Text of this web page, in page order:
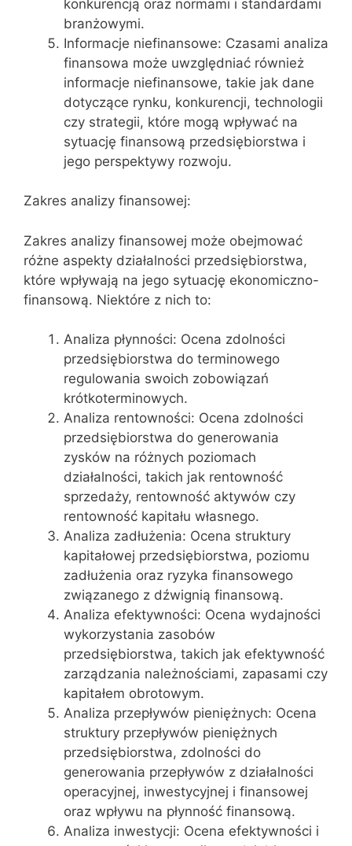
konkurencją oraz normami i standardami
branżowymi.
Informacje niefinansowe: Czasami analiza
finansowa może uwzględniać również
informacje niefinansowe, takie jak dane
dotyczące rynku, konkurencji, technologii
czy strategii, które mogą wpływać na
sytuację finansową przedsiębiorstwa i
jego perspektywy rozwoju.
Zakres analizy finansowej:
Zakres analizy finansowej może obejmować
różne aspekty działalności przedsiębiorstwa,
które wpływają na jego sytuację ekonomiczno-
finansową. Niektóre z nich to:
Analiza płynności: Ocena zdolności
przedsiębiorstwa do terminowego
regulowania swoich zobowiązań
krótkoterminowych.
Analiza rentowności: Ocena zdolności
przedsiębiorstwa do generowania
zysków na różnych poziomach
działalności, takich jak rentowność
sprzedaży, rentowność aktywów czy
rentowność kapitału własnego.
Analiza zadłużenia: Ocena struktury
kapitałowej przedsiębiorstwa, poziomu
zadłużenia oraz ryzyka finansowego
związanego z dźwignią finansową.
Analiza efektywności: Ocena wydajności
wykorzystania zasobów
przedsiębiorstwa, takich jak efektywność
zarządzania należnościami, zapasami czy
kapitałem obrotowym.
Analiza przepływów pieniężnych: Ocena
struktury przepływów pieniężnych
przedsiębiorstwa, zdolności do
generowania przepływów z działalności
operacyjnej, inwestycyjnej i finansowej
oraz wpływu na płynność finansową.
Analiza inwestycji: Ocena efektywności i